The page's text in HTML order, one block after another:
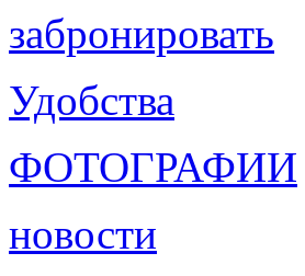
забронировать
Удобства
ФОТОГРАФИИ
новости